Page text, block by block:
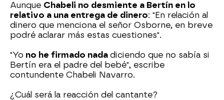
Aunque Chabeli no desmiente a Bertín en lo
relativo a una entrega de dinero: "En relación al
dinero que menciona el señor Osborne, en breve
podré aclarar más estas cuestiones".
"Yo no he firmado nada diciendo que no sabía si
Bertín era el padre del bebé", escribe
contundente Chabeli Navarro.
¿Cuál será la reacción del cantante?